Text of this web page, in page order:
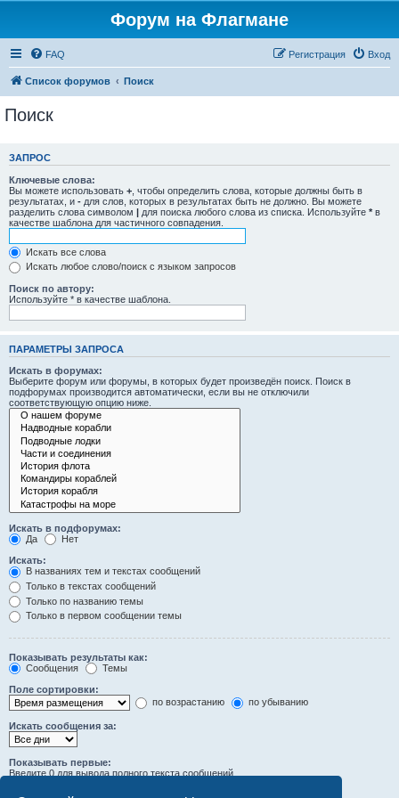
Форум на Флагмане
FAQ Вход
Регистрация
Список форумов Поиск
Поиск
ЗАПРОС
Ключевые слова:
Вы можете использовать + , чтобы определить слова, которые должны быть в
результатах, и - для слов, которых в результатах быть не должно. Вы можете
разделить слова символом | для поиска любого слова из списка. Используйте * в
качестве шаблона для частичного совпадения.
Искать все слова
Искать любое слово/поиск с языком запросов
Поиск по автору:
Используйте * в качестве шаблона.
ПАРАМЕТРЫ ЗАПРОСА
Искать в форумах:
Выберите форум или форумы, в которых будет произведён поиск. Поиск в
подфорумах производится автоматически, если вы не отключили
соответствующую опцию ниже.
Искать в подфорумах:
Да
Нет
Искать:
В названиях тем и текстах сообщений
Только в текстах сообщений
Только по названию темы
Только в первом сообщении темы
Показывать результаты как:
Сообщения
Темы
Поле сортировки:
по возрастанию
по убыванию
Искать сообщения за:
Показывать первые:
Введите 0 для вывода полного текста сообщений.